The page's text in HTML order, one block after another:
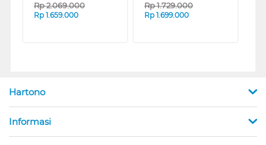
Rp2.069.000
Rp 1.659.000
Rp1.729.000
Rp 1.699.000
Hartono
Informasi